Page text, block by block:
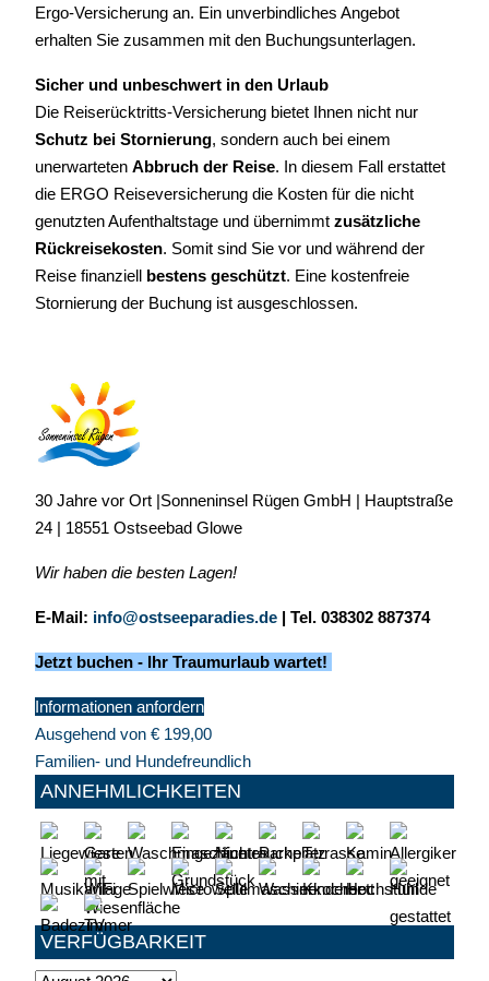
Ergo-Versicherung an. Ein unverbindliches Angebot
erhalten Sie zusammen mit den Buchungsunterlagen.
Sicher und unbeschwert in den Urlaub
Die Reiserücktritts-Versicherung bietet Ihnen nicht nur
Schutz bei Stornierung, sondern auch bei einem
unerwarteten Abbruch der Reise. In diesem Fall erstattet
die ERGO Reiseversicherung die Kosten für die nicht
genutzten Aufenthaltstage und übernimmt zusätzliche
Rückreisekosten. Somit sind Sie vor und während der
Reise finanziell bestens geschützt. Eine kostenfreie
Stornierung der Buchung ist ausgeschlossen.
30 Jahre vor Ort |Sonneninsel Rügen GmbH | Hauptstraße
24 | 18551 Ostseebad Glowe
Wir haben die besten Lagen!
E-Mail: info@ostseeparadies.de | Tel. 038302 887374
Jetzt buchen - Ihr Traumurlaub wartet!
Informationen anfordern
Ausgehend von € 199,00
Familien- und Hundefreundlich
ANNEHMLICHKEITEN
VERFÜGBARKEIT